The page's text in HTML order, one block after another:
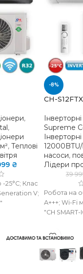
,
,
, Теплові
₴
-25°C; Клас
V;
наявності
-8%
CH-
Supreme
насоси,
Лідери
39
Робота на
А+++; Wi-Fi
"CH
СКЛАДІ